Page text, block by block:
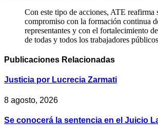
Con este tipo de acciones, ATE reafirma
compromiso con la formación continua
representantes y con el fortalecimiento
de todas y todos los trabajadores
Publicaciones Relacionadas
Justicia por Lucrecia Zarmati
8 agosto, 2026
Se conocerá la sentencia en el Juicio